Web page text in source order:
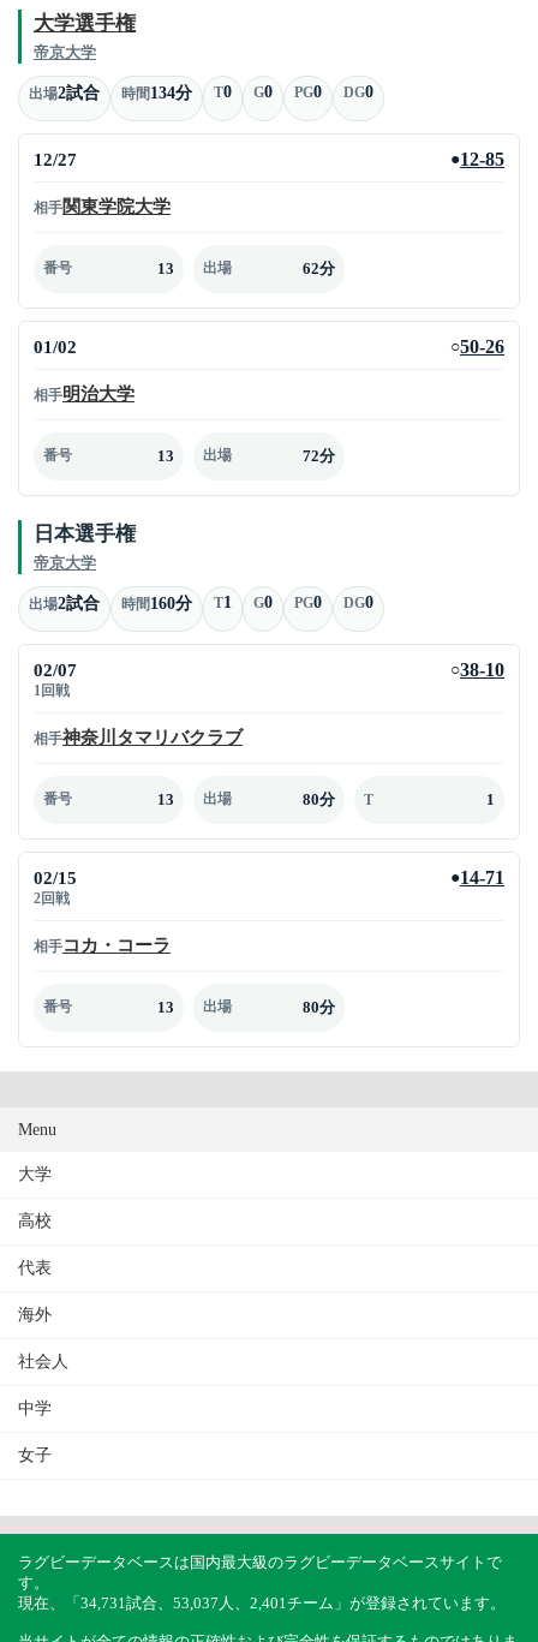
大学選手権
帝京大学
出場2試合 時間134分 T0 G0 PG0 DG0
12/27 ●12-85
相手関東学院大学
番号 13 出場 62分
01/02 ○50-26
相手明治大学
番号 13 出場 72分
日本選手権
帝京大学
出場2試合 時間160分 T1 G0 PG0 DG0
02/07
1回戦
○38-10
相手神奈川タマリバクラブ
番号 13 出場 80分 T 1
02/15
2回戦
●14-71
相手コカ・コーラ
番号 13 出場 80分
Menu
大学
高校
代表
海外
社会人
中学
女子
ラグビーデータベースは国内最大級のラグビーデータベースサイトで
す。
現在、「34,731試合、53,037人、2,401チーム」が登録されています。